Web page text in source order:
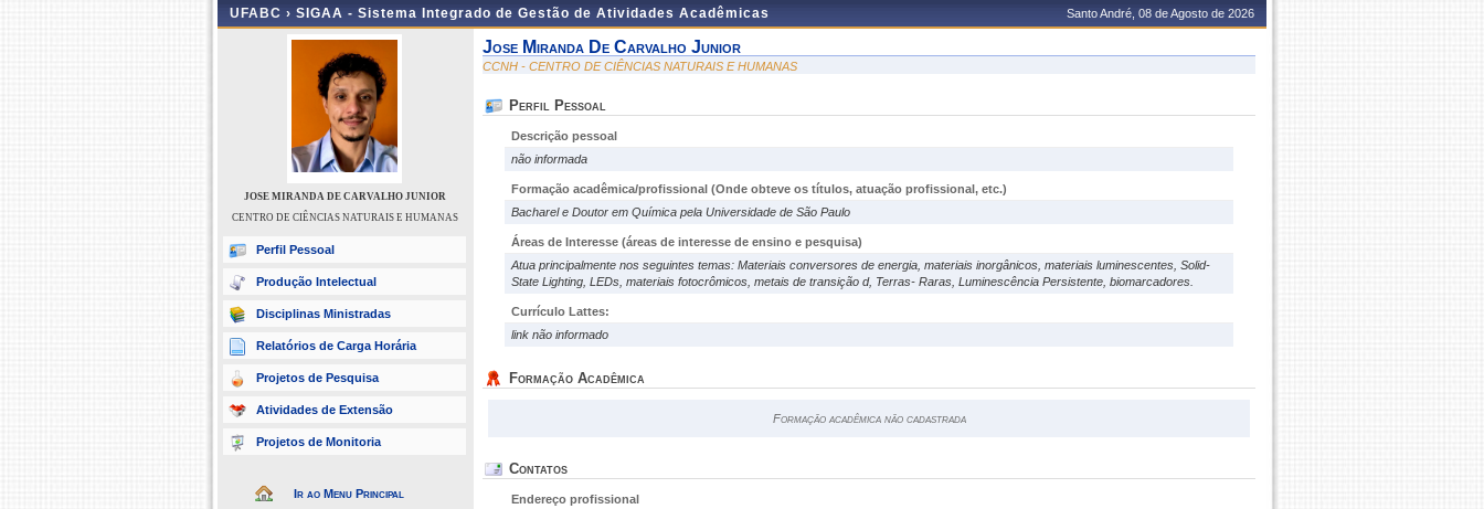
UFABC › SIGAA - Sistema Integrado de Gestão de Atividades Acadêmicas Santo André, 08 de Agosto de 2026
JOSE MIRANDA DE CARVALHO JUNIOR
CENTRO DE CIÊNCIAS NATURAIS E HUMANAS
Perfil Pessoal
Produção Intelectual
Disciplinas Ministradas
Relatórios de Carga Horária
Projetos de Pesquisa
Atividades de Extensão
Projetos de Monitoria
Ir ao Menu Principal
Jose Miranda De Carvalho Junior
CCNH - CENTRO DE CIÊNCIAS NATURAIS E HUMANAS
Perfil Pessoal
Descrição pessoal
não informada
Formação acadêmica/profissional (Onde obteve os títulos, atuação profissional, etc.)
Bacharel e Doutor em Química pela Universidade de São Paulo
Áreas de Interesse (áreas de interesse de ensino e pesquisa)
Atua principalmente nos seguintes temas: Materiais conversores de energia, materiais inorgânicos, materiais luminescentes, Solid-
State Lighting, LEDs, materiais fotocrômicos, metais de transição d, Terras- Raras, Luminescência Persistente, biomarcadores.
Currículo Lattes:
link não informado
Formação Acadêmica
Formação acadêmica não cadastrada
Contatos
Endereço profissional